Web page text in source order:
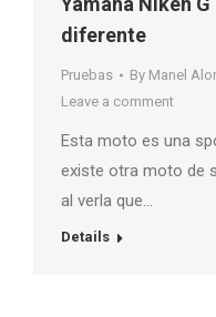
diferente
Pruebas By Manel
Leave a comment
Esta moto es una
existe otra moto de
al verla que…
Details